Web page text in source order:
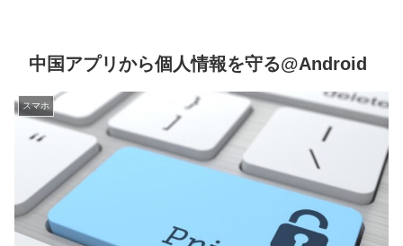
中国アプリから個人情報を守る@Android
スマホ